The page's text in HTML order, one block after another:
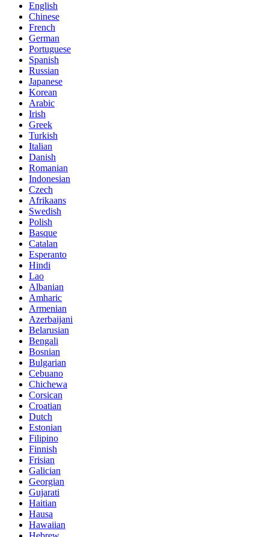
English
Chinese
French
German
Portuguese
Spanish
Russian
Japanese
Korean
Arabic
Irish
Greek
Turkish
Italian
Danish
Romanian
Indonesian
Czech
Afrikaans
Swedish
Polish
Basque
Catalan
Esperanto
Hindi
Lao
Albanian
Amharic
Armenian
Azerbaijani
Belarusian
Bengali
Bosnian
Bulgarian
Cebuano
Chichewa
Corsican
Croatian
Dutch
Estonian
Filipino
Finnish
Frisian
Galician
Georgian
Gujarati
Haitian
Hausa
Hawaiian